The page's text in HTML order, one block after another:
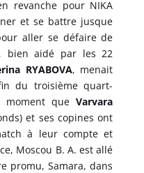
revanche pour NIKA
et se battre jusque
aller se défaire de
bien aidé par les 22
RYABOVA, menait
du troisième quart-
moment queVarvara
et ses copines ont
à leur compte et
Moscou B. A. est allé
promu, Samara, dans